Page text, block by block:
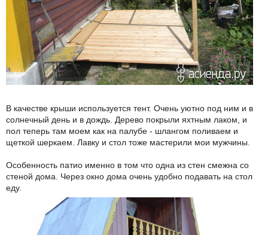
В качестве крыши используется тент. Очень уютно под ним и в
солнечный день и в дождь. Дерево покрыли яхтным лаком, и
пол теперь там моем как на палубе - шлангом поливаем и
щеткой шеркаем. Лавку и стол тоже мастерили мои мужчины.
Особенность патио именно в том что одна из стен смежна со
стеной дома. Через окно дома очень удобно подавать на стол
еду.